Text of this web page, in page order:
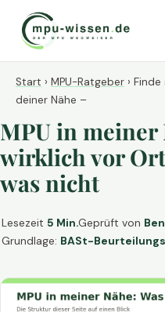
Start › MPU-Ratgeber › Finde
deiner Nähe –
MPU in meiner
wirklich vor
was nicht
Lesezeit 5 Min.Geprüft von
Grundlage: BASt-